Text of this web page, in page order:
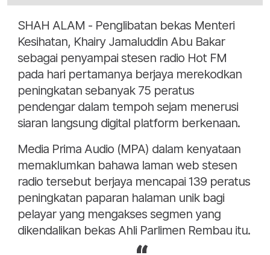
SHAH ALAM - Penglibatan bekas Menteri
Kesihatan, Khairy Jamaluddin Abu Bakar
sebagai penyampai stesen radio Hot FM
pada hari pertamanya berjaya merekodkan
peningkatan sebanyak 75 peratus
pendengar dalam tempoh sejam menerusi
siaran langsung digital platform berkenaan.
Media Prima Audio (MPA) dalam kenyataan
memaklumkan bahawa laman web stesen
radio tersebut berjaya mencapai 139 peratus
peningkatan paparan halaman unik bagi
pelayar yang mengakses segmen yang
dikendalikan bekas Ahli Parlimen Rembau itu.